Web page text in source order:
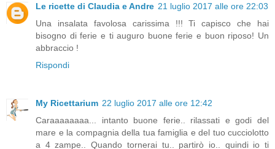
Le ricette di Claudia e Andre 21 luglio 2017 alle ore 22:03
Una insalata favolosa carissima !!! Ti capisco che hai
bisogno di ferie e ti auguro buone ferie e buon riposo! Un
abbraccio !
Rispondi
My Ricettarium 22 luglio 2017 alle ore 12:42
Caraaaaaaaa... intanto buone ferie.. rilassati e godi del
mare e la compagnia della tua famiglia e del tuo cucciolotto
a 4 zampe.. Quando tornerai tu.. partirò io.. quindi io ti